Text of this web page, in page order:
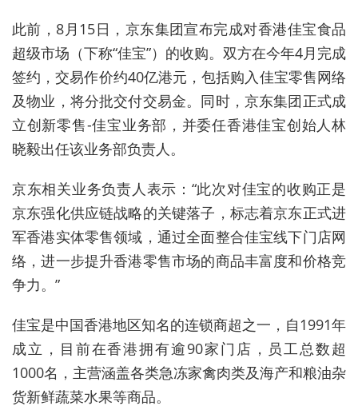
此前，8月 15日，京东集团宣布完成对香港佳宝食品
超级市场（下称“佳宝”）的收购。双方在今年4月完成
签约，交易作价约40亿港元，包括购入佳宝零售网络
及物业，将分批交付交易金。同时，京东集团正式成
立创新零售-佳宝业务部，并委任香港佳宝创始人林
晓毅出任该业务部负责人。
京东相关业务负责人表示： “此次对佳宝的收购正是
京东强化供应链战略的关键落子，标志着京东正式进
军香港实体零售领域，通过全面整合佳宝线下门店网
络，进一步提升香港零售市场的商品丰富度和价格竞
争力。 ”
佳宝是中国香港地区知名的连锁商超之一，自 1991年
成立，目前在香港拥有逾90家门店，员工总数超
1000名，主营涵盖各类急冻家禽肉类及海产和粮油杂
货新鲜蔬菜水果等商品。